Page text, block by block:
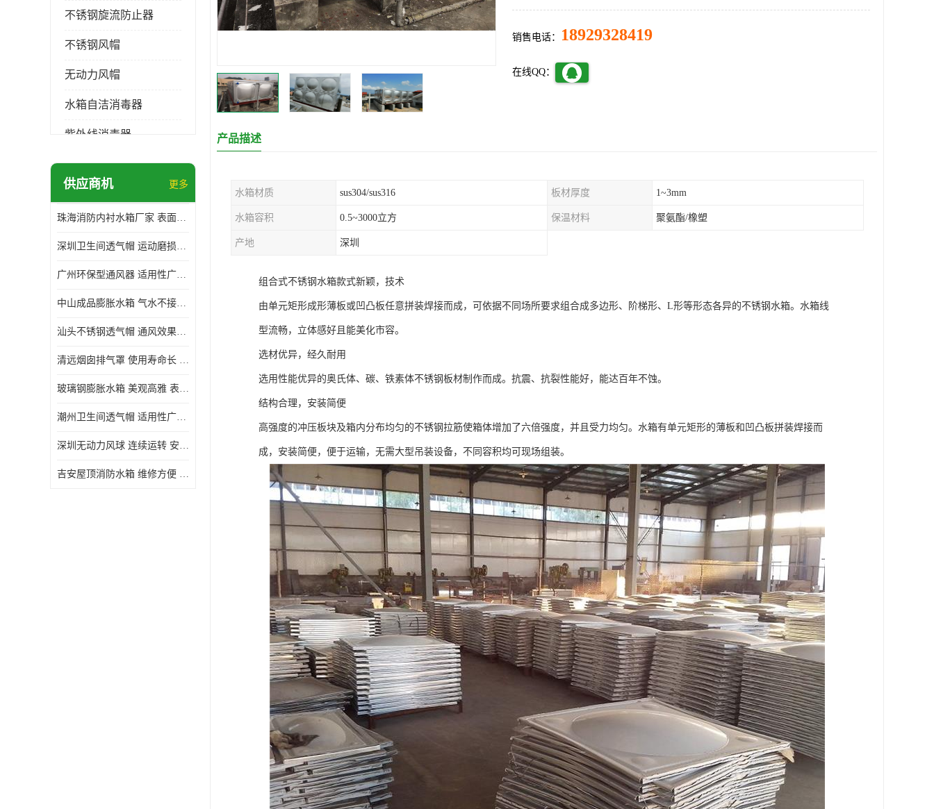
不锈钢旋流防止器
不锈钢风帽
无动力风帽
水箱自洁消毒器
紫外线消毒器
膨胀水箱
生活水箱
镀锌钢板水箱
供应商机 更多
珠海消防内衬水箱厂家 表面光滑 施工设计合理
深圳卫生间透气帽 运动磨损小 重量轻 无噪音
广州环保型通风器 适用性广泛 灰尘不易附着
中山成品膨胀水箱 气水不接触 一次充气可保持长久使用
汕头不锈钢透气帽 通风效果好 无噪音 无火花
清远烟囱排气罩 使用寿命长 安装简便迅捷
玻璃钢膨胀水箱 美观高雅 表面光洁美观
潮州卫生间透气帽 适用性广泛 可以长期运行
深圳无动力风球 连续运转 安装操作简便
吉安屋顶消防水箱 维修方便 箱体钢度足
销售电话： 18929328419
在线QQ：
产品描述
水箱材质 sus304/sus316 板材厚度 1~3mm
水箱容积 0.5~3000立方 保温材料 聚氨酯/橡塑
产地 深圳
组合式不锈钢水箱款式新颖，技术
由单元矩形成形薄板或凹凸板任意拼装焊接而成，可依据不同场所要求组合成多边形、阶梯形、L形等形态各异的不锈钢水箱。水箱线
型流畅，立体感好且能美化市容。
选材优异，经久耐用
选用性能优异的奥氏体、碳、铁素体不锈钢板材制作而成。抗震、抗裂性能好，能达百年不蚀。
结构合理，安装简便
高强度的冲压板块及箱内分布均匀的不锈钢拉筋使箱体增加了六倍强度，并且受力均匀。水箱有单元矩形的薄板和凹凸板拼装焊接而
成，安装简便，便于运输，无需大型吊装设备，不同容积均可现场组装。